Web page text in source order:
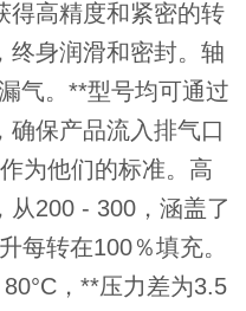
得高精度和紧密的转
终身润滑和密封。轴
气。**型号均可通过
确保产品流入排气口
为他们的标准。高
从200 - 300，涵盖了
每转在100％填充。
，**压力差为3.5